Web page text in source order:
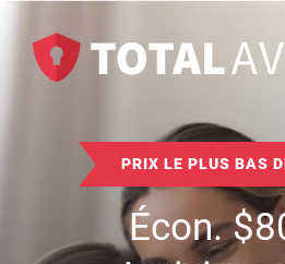
PRIX LE PLUS BAS
Écon.$